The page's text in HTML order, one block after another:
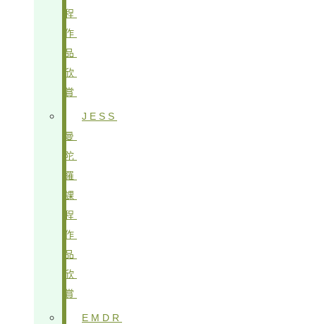
程
作
品
欣
賞
JESS
曼
陀
羅
課
程
作
品
欣
賞
EMDR